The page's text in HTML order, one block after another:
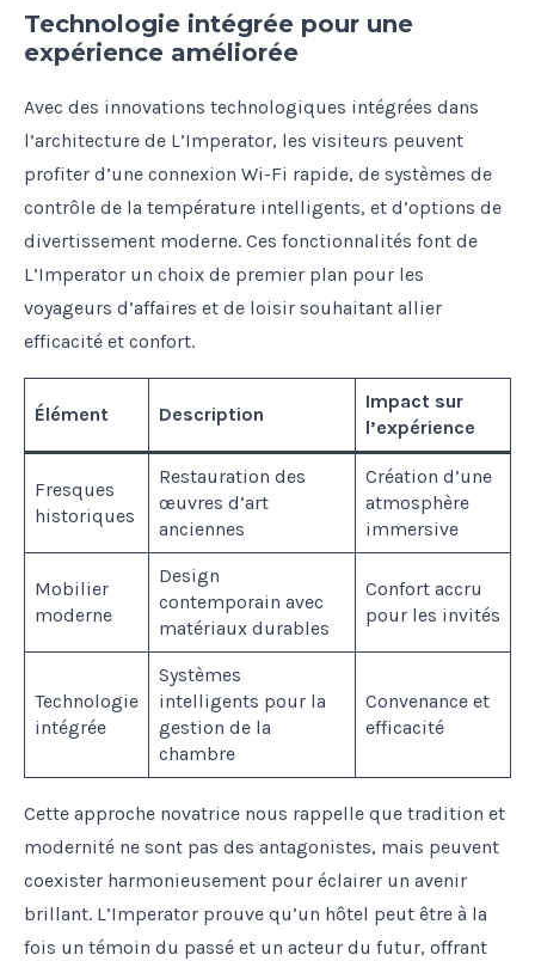
Technologie intégrée pour une
expérience améliorée
Avec des innovations technologiques intégrées dans
l’architecture de L’Imperator, les visiteurs peuvent
profiter d’une connexion Wi-Fi rapide, de systèmes de
contrôle de la température intelligents, et d’options de
divertissement moderne. Ces fonctionnalités font de
L’Imperator un choix de premier plan pour les
voyageurs d’affaires et de loisir souhaitant allier
efficacité et confort.
Élément Description
Impact sur
l’expérience
Fresques
historiques
Restauration des
œuvres d’art
anciennes
Création d’une
atmosphère
immersive
Mobilier
moderne
Design
contemporain avec
matériaux durables
Confort accru
pour les invités
Technologie
intégrée
Systèmes
intelligents pour la
gestion de la
chambre
Convenance et
efficacité
Cette approche novatrice nous rappelle que tradition et
modernité ne sont pas des antagonistes, mais peuvent
coexister harmonieusement pour éclairer un avenir
brillant. L’Imperator prouve qu’un hôtel peut être à la
fois un témoin du passé et un acteur du futur, offrant